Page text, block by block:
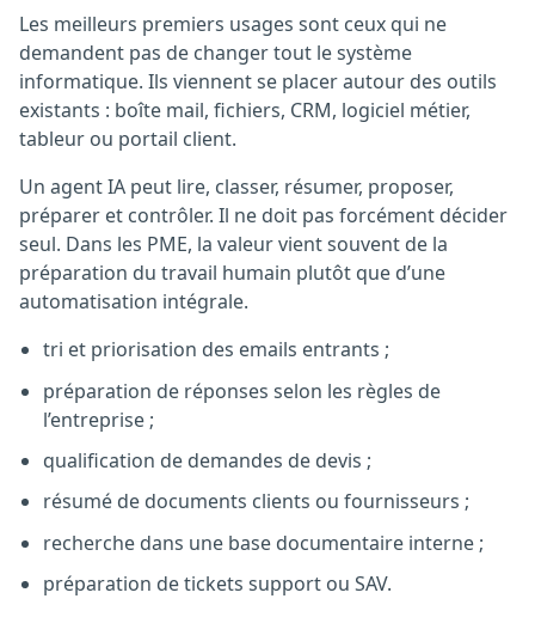
Les meilleurs premiers usages sont ceux qui ne
demandent pas de changer tout le système
informatique. Ils viennent se placer autour des outils
existants : boîte mail, fichiers, CRM, logiciel métier,
tableur ou portail client.
Un agent IA peut lire, classer, résumer, proposer,
préparer et contrôler. Il ne doit pas forcément décider
seul. Dans les PME, la valeur vient souvent de la
préparation du travail humain plutôt que d’une
automatisation intégrale.
tri et priorisation des emails entrants ;
préparation de réponses selon les règles de
l’entreprise ;
qualification de demandes de devis ;
résumé de documents clients ou fournisseurs ;
recherche dans une base documentaire interne ;
préparation de tickets support ou SAV.